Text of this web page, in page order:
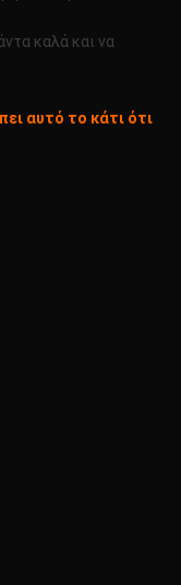
καλά και να
αυτό το κάτι ότι